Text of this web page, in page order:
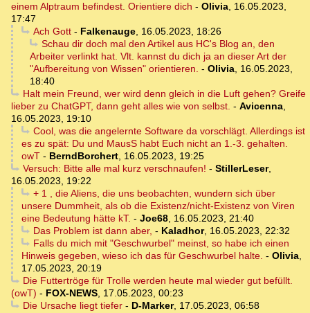
einem Alptraum befindest. Orientiere dich - Olivia, 16.05.2023,
17:47
Ach Gott- Falkenauge, 16.05.2023, 18:26
Schau dir doch mal den Artikel aus HC's Blog an, den
Arbeiter verlinkt hat. Vlt. kannst du dich ja an dieser Art der
"Aufbereitung von Wissen" orientieren. - Olivia, 16.05.2023,
18:40
Halt mein Freund, wer wird denn gleich in die Luft gehen? Greife
lieber zu ChatGPT, dann geht alles wie von selbst. - Avicenna,
16.05.2023, 19:10
Cool, was die angelernte Software da vorschlägt. Allerdings ist
es zu spät: Du und MausS habt Euch nicht an 1.-3. gehalten.
owT - BerndBorchert, 16.05.2023, 19:25
Versuch: Bitte alle mal kurz verschnaufen! - StillerLeser,
16.05.2023, 19:22
+ 1 , die Aliens, die uns beobachten, wundern sich über
unsere Dummheit, als ob die Existenz/nicht-Existenz von Viren
eine Bedeutung hätte kT. - Joe68, 16.05.2023, 21:40
Das Problem ist dann aber, - Kaladhor, 16.05.2023, 22:32
Falls du mich mit "Geschwurbel" meinst, so habe ich einen
Hinweis gegeben, wieso ich das für Geschwurbel halte. - Olivia,
17.05.2023, 20:19
Die Futtertröge für Trolle werden heute mal wieder gut befüllt.
(owT) - FOX-NEWS, 17.05.2023, 00:23
Die Ursache liegt tiefer- D-Marker, 17.05.2023, 06:58